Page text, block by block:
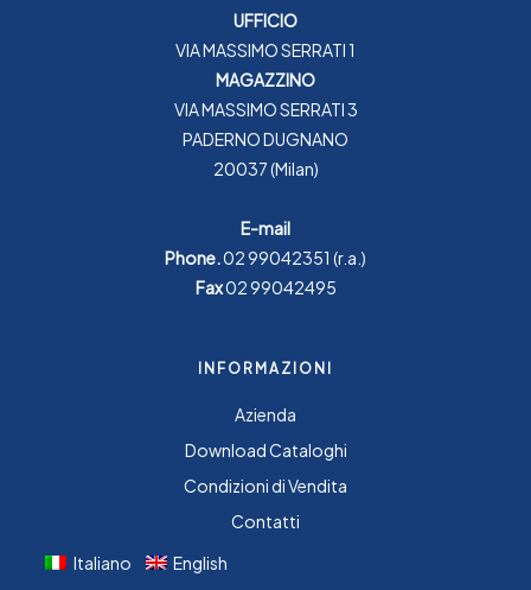
UFFICIO
VIA MASSIMO SERRATI 1
MAGAZZINO
VIA MASSIMO SERRATI 3
PADERNO DUGNANO
20037 (Milan)
E-mail
Phone.02 99042351 (r.a.)
Fax02 99042495
INFORMAZIONI
Azienda
Download Cataloghi
Condizioni di Vendita
Contatti
Italiano
English